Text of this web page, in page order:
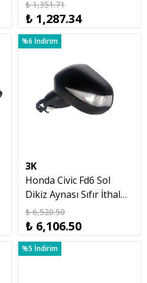
₺ 1,351.71
₺ 1,287.34
%6 İndirim
3K
Honda Civic Fd6 Sol
Dikiz Aynası Sıfır İthal
Taiwan 2007 2012
₺ 6,520.50
₺ 6,106.50
%5 İndirim